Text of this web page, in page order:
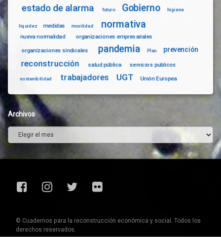
estado de alarma futuro Gobierno higiene
liquidez medidas movilidad normativa
nueva normalidad organizaciones empresariales
organizaciones sindicales pandemia Plan prevención
reconstrucción salud pública servicios publicos
sostenibilidad trabajadores UGT Unión Europea
Archivos
Archivos
FacebookInstagram
TwitterFlickr
© Cuadernos para la reconstrucción económica y social. Todos los
derechos reservados.